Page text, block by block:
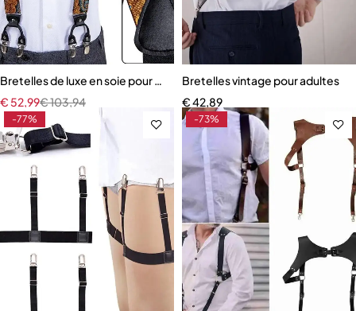
Bretelles de luxe en soie pour hommes
€103,94
€ 52,99
Bretelles vintage pour adultes
€42,89
-77% -73%